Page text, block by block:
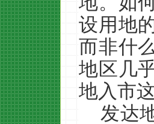
设用地
而非什
地区几
地入市
发达